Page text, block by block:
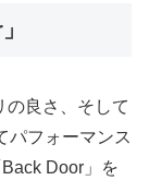
の良さ、そして
パフォーマンス
Door」を